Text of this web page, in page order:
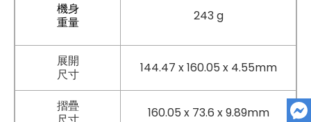
機身
重量
243 g
展開
尺寸
144.47 x 160.05 x 4.55mm
摺疊
160.05 x 73.6 x 9.89mm